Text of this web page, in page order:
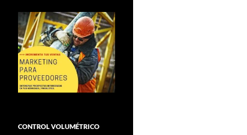
CONTROL VOLUMÉTRICO